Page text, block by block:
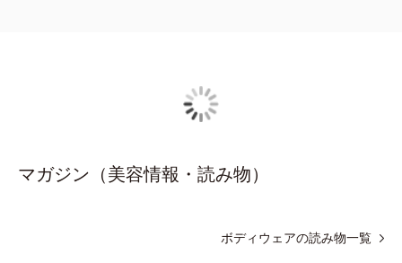
トップＭを重ね着していますが、私的にはそれでちょうど
マガジン（美容情報・読み物）
ボディウェアの読み物一覧